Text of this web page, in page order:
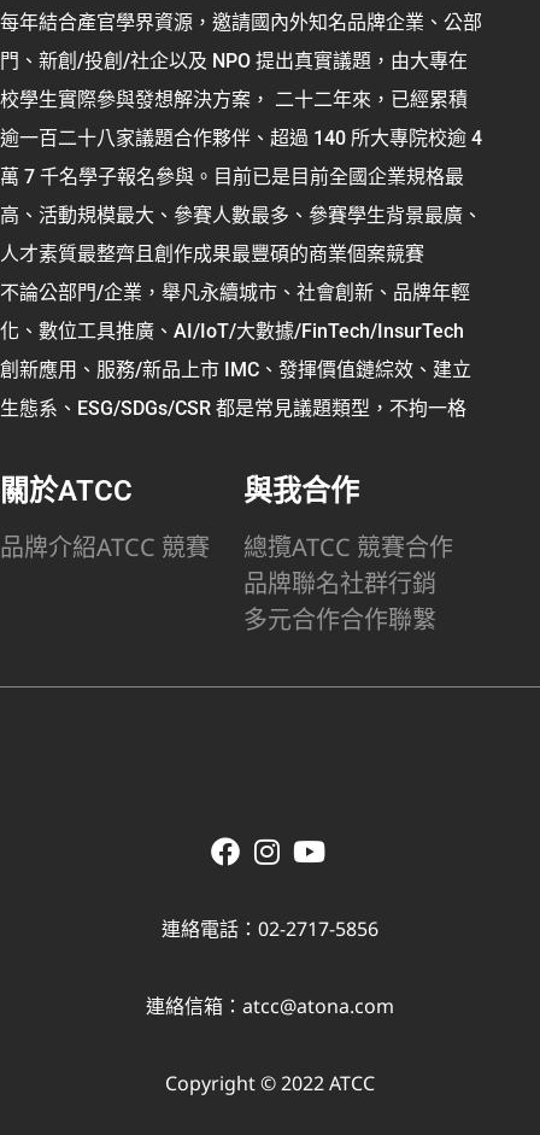
每年結合產官學界資源，邀請國內外知名品牌企業、公部
門、新創/投創/社企以及 NPO 提出真實議題，由大專在
校學生實際參與發想解決方案， 二十二年來，已經累積
逾一百二十八家議題合作夥伴、超過 140 所大專院校逾 4
萬 7 千名學子報名參與。目前已是目前全國企業規格最
高、活動規模最大、參賽人數最多、參賽學生背景最廣、
人才素質最整齊且創作成果最豐碩的商業個案競賽
不論公部門/企業，舉凡永續城市、社會創新、品牌年輕
化、數位工具推廣、AI/IoT/大數據/FinTech/InsurTech
創新應用、服務/新品上市 IMC、發揮價值鏈綜效、建立
生態系、ESG/SDGs/CSR 都是常見議題類型，不拘一格
關於ATCC
品牌介紹ATCC 競賽
與我合作
總攬ATCC 競賽合作
品牌聯名社群行銷
多元合作合作聯繫
連絡電話：02-2717-5856
連絡信箱： atcc@atona.com
Copyright © 2022 ATCC